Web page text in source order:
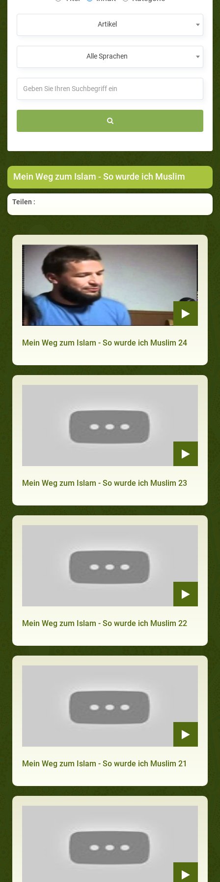
Artikel
Alle Sprachen
Mein Weg zum Islam - So wurde ich Muslim
Teilen :
Mein Weg zum Islam - So wurde ich Muslim 24
Mein Weg zum Islam - So wurde ich Muslim 23
Mein Weg zum Islam - So wurde ich Muslim 22
Mein Weg zum Islam - So wurde ich Muslim 21